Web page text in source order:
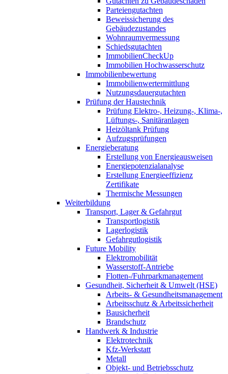
Parteiengutachten
Beweissicherung des
Gebäudezustandes
Wohnraumvermessung
Schiedsgutachten
ImmobilienCheckUp
Immobilien Hochwasserschutz
Immobilienbewertung
Immobilienwertermittlung
Nutzungsdauergutachten
Prüfung der Haustechnik
Prüfung Elektro-, Heizung-, Klima-,
Lüftungs-, Sanitäranlagen
Heizöltank Prüfung
Aufzugsprüfungen
Energieberatung
Erstellung von Energieausweisen
Energiepotenzialanalyse
Erstellung Energieeffizienz
Zertifikate
Thermische Messungen
Weiterbildung
Transport, Lager & Gefahrgut
Transportlogistik
Lagerlogistik
Gefahrgutlogistik
Future Mobility
Elektromobilität
Wasserstoff-Antriebe
Flotten-/Fuhrparkmanagement
Gesundheit, Sicherheit & Umwelt (HSE)
Arbeits- & Gesundheitsmanagement
Arbeitsschutz & Arbeitssicherheit
Bausicherheit
Brandschutz
Handwerk & Industrie
Elektrotechnik
Kfz-Werkstatt
Metall
Objekt- und Betriebsschutz